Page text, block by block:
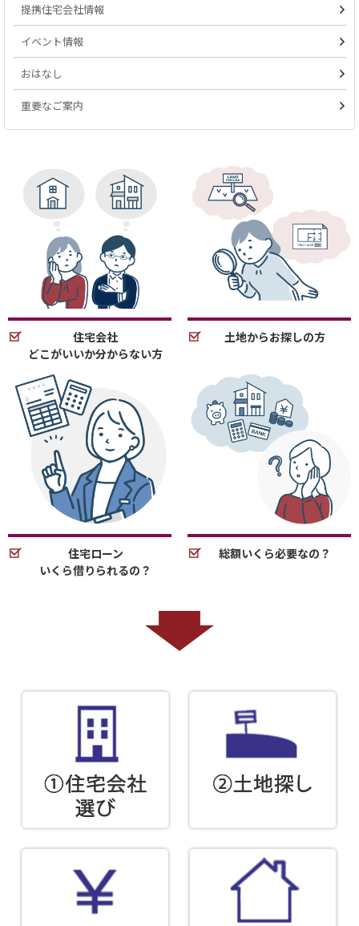
提携住宅会社情報
イベント情報
おはなし
重要なご案内
住宅会社
どこがいいか分からない方
土地からお探しの方
住宅ローン
いくら借りられるの？
総額いくら必要なの？